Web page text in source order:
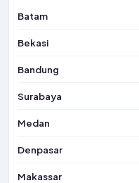
Batam
Bekasi
Bandung
Surabaya
Medan
Denpasar
Makassar